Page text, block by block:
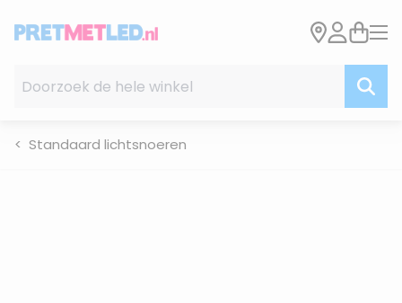
Standaard lichtsnoeren